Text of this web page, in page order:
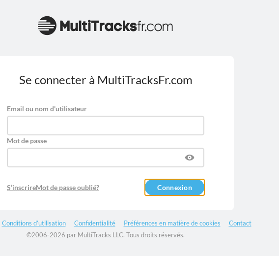
Se connecter à MultiTracksFr.com
Email ou nom d'utilisateur
Mot de passe
S’inscrireMot de passe oublié? Connexion
Conditions d’utilisation Confidentialité Préférences en matière de cookies
Contact
©2006-2026 par MultiTracks LLC. Tous droits réservés.